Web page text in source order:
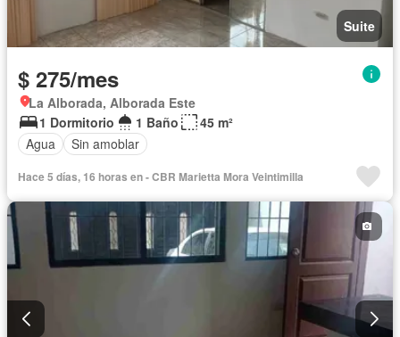
Suite
$ 275/mes
La Alborada, Alborada Este
1 Dormitorio
1 Baño
45 m²
Agua
Sin amoblar
Hace 5 días, 16 horas en - CBR Marietta Mora Veintimilla